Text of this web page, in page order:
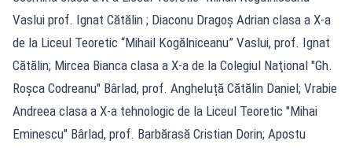
Vaslui prof. Ignat Cătălin ; Diaconu Dragoș Adrian clasa a X-a
de la Liceul Teoretic “Mihail Kogălniceanu” Vaslui, prof. Ignat
Cătălin; Mircea Bianca clasa a X-a de la Colegiul Naţional "Gh.
Roşca Codreanu" Bârlad, prof. Angheluță Cătălin Daniel; Vrabie
Andreea clasa a X-a tehnologic de la Liceul Teoretic "Mihai
Eminescu" Bârlad, prof. Barbărasă Cristian Dorin; Apostu